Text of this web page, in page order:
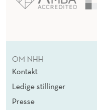
OM NHH
Kontakt
Ledige stillinger
Presse